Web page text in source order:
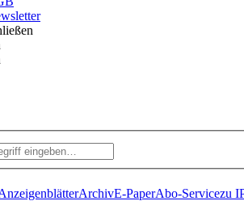
ArchivE-PaperAbo-Servicezu